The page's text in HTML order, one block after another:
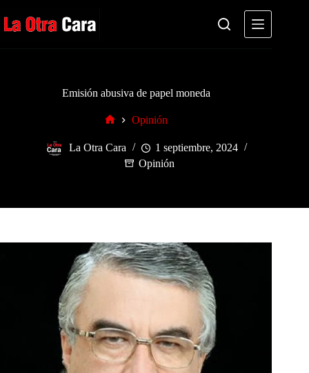
al
contenido
Emisión abusiva de papel moneda
Opinión
La Otra Cara
1 septiembre, 2024
Opinión